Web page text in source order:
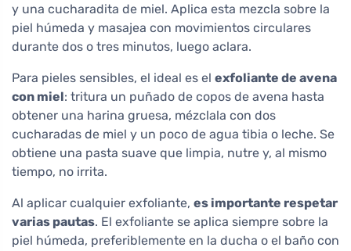
y una cucharadita de miel. Aplica esta mezcla sobre la
piel húmeda y masajea con movimientos circulares
durante dos o tres minutos, luego aclara.
Para pieles sensibles, el ideal es el exfoliante de avena
con miel: tritura un puñado de copos de avena hasta
obtener una harina gruesa, mézclala con dos
cucharadas de miel y un poco de agua tibia o leche. Se
obtiene una pasta suave que limpia, nutre y, al mismo
tiempo, no irrita.
Al aplicar cualquier exfoliante, es importante respetar
varias pautas. El exfoliante se aplica siempre sobre la
piel húmeda, preferiblemente en la ducha o el baño con